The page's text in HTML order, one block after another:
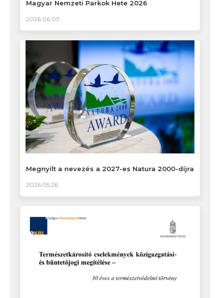
Magyar Nemzeti Parkok Hete 2026
2026.06.03.
Megnyílt a nevezés a 2027-es Natura 2000-díjra
2026.05.26.